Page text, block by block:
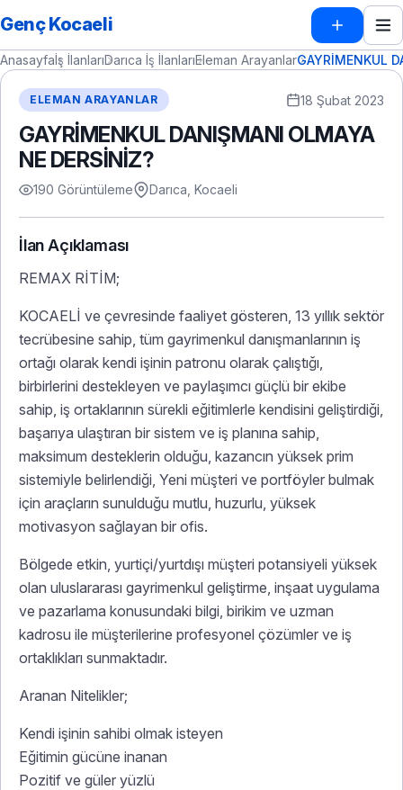
Genç Kocaeli
Anasayfaİş İlanlarıDarıca İş İlanlarıEleman ArayanlarGAYRİMENKUL
ELEMAN ARAYANLAR 18 Şubat 2023
GAYRİMENKUL DANIŞMANI OLMAYA
NE DERSİNİZ?
190 Görüntüleme Darıca, Kocaeli
İlan Açıklaması
REMAX RİTİM;
KOCAELİ ve çevresinde faaliyet gösteren, 13 yıllık sektör
tecrübesine sahip, tüm gayrimenkul danışmanlarının iş
ortağı olarak kendi işinin patronu olarak çalıştığı,
birbirlerini destekleyen ve paylaşımcı güçlü bir ekibe
sahip, iş ortaklarının sürekli eğitimlerle kendisini geliştirdiği,
başarıya ulaştıran bir sistem ve iş planına sahip,
maksimum desteklerin olduğu, kazancın yüksek prim
sistemiyle belirlendiği, Yeni müşteri ve portföyler bulmak
için araçların sunulduğu mutlu, huzurlu, yüksek
motivasyon sağlayan bir ofis.
Bölgede etkin, yurtiçi/yurtdışı müşteri potansiyeli yüksek
olan uluslararası gayrimenkul geliştirme, inşaat uygulama
ve pazarlama konusundaki bilgi, birikim ve uzman
kadrosu ile müşterilerine profesyonel çözümler ve iş
ortaklıkları sunmaktadır.
Aranan Nitelikler;
Kendi işinin sahibi olmak isteyen
Eğitimin gücüne inanan
Pozitif ve güler yüzlü